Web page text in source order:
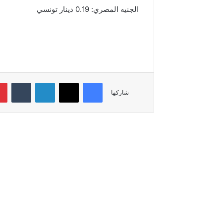
الجنيه المصري: 0.19 دينار تونسي
شاركها
فيسبوك ‫X لينكدإن